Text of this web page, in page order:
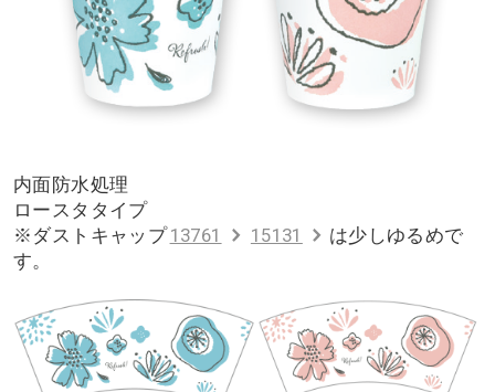
内面防水処理
ロースタタイプ
※ダストキャップ13761 15131
は少しゆるめで
す。